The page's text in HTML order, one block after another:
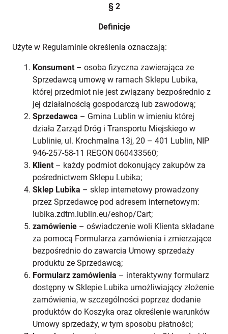
§ 2
Definicje
Użyte w Regulaminie określenia oznaczają:
Konsument – osoba fizyczna zawierająca ze
Sprzedawcą umowę w ramach Sklepu Lubika,
której przedmiot nie jest związany bezpośrednio z
jej działalnością gospodarczą lub zawodową;
Sprzedawca – Gmina Lublin w imieniu której
działa Zarząd Dróg i Transportu Miejskiego w
Lublinie, ul. Krochmalna 13j, 20 – 401 Lublin, NIP
946-257-58-11 REGON 060433560;
Klient – każdy podmiot dokonujący zakupów za
pośrednictwem Sklepu Lubika;
Sklep Lubika – sklep internetowy prowadzony
przez Sprzedawcę pod adresem internetowym:
lubika.zdtm.lublin.eu/eshop/Cart;
zamówienie – oświadczenie woli Klienta składane
za pomocą Formularza zamówienia i zmierzające
bezpośrednio do zawarcia Umowy sprzedaży
produktu ze Sprzedawcą;
Formularz zamówienia – interaktywny formularz
dostępny w Sklepie Lubika umożliwiający złożenie
zamówienia, w szczególności poprzez dodanie
produktów do Koszyka oraz określenie warunków
Umowy sprzedaży, w tym sposobu płatności;